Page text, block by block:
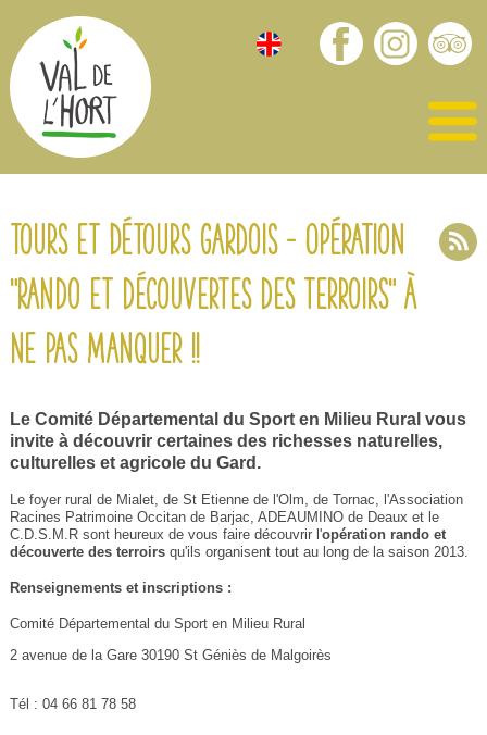
Tours et Détours Gardois - Opération
"rando et découvertes des terroirs" à
ne pas manquer !!
Le Comité Départemental du Sport en Milieu Rural vous
invite à découvrir certaines des richesses naturelles,
culturelles et agricole du Gard.
Le foyer rural de Mialet, de St Etienne de l'Olm, de Tornac, l'Association
Racines Patrimoine Occitan de Barjac, ADEAUMINO de Deaux et le
C.D.S.M.R sont heureux de vous faire découvrir l'opération rando et
découverte des terroirsqu'ils organisent tout au long de la saison 2013.
Renseignements et inscriptions :
Comité Départemental du Sport en Milieu Rural
2 avenue de la Gare 30190 St Géniès de Malgoirès
Tél : 04 66 81 78 58